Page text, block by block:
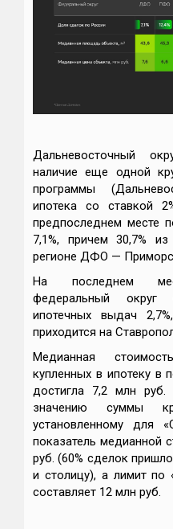
Дальневосточный
наличие еще одной
программы
ипотека со ставкой
предпоследнем месте
7,1%, причем 30,7%
регионе ДФО —
На последнем
федеральный
ипотечных выдач
приходится на
Медианная
купленных в ипотеку в
достигла 7,2 млн
значению суммы
установленному для
показатель
руб. (60% сделок
и столицу), а лимит по
составляет 12 млн руб.